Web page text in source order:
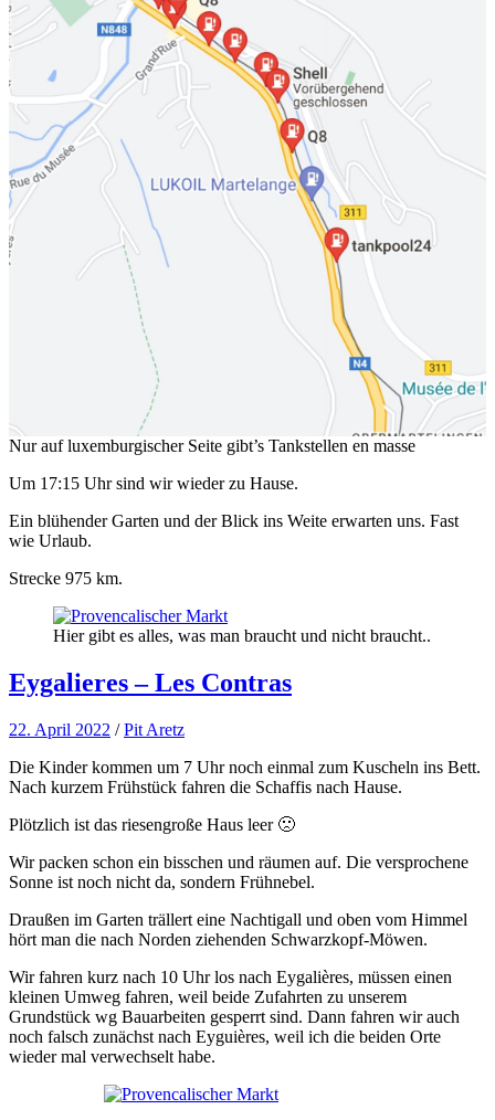
Nur auf luxemburgischer Seite gibt’s Tankstellen en masse
Um 17:15 Uhr sind wir wieder zu Hause.
Ein blühender Garten und der Blick ins Weite erwarten uns. Fast
wie Urlaub.
Strecke 975 km.
Hier gibt es alles, was man braucht und nicht braucht..
Eygalieres – Les Contras
22. April 2022 /Pit Aretz
Die Kinder kommen um 7 Uhr noch einmal zum Kuscheln ins Bett.
Nach kurzem Frühstück fahren die Schaffis nach Hause.
Plötzlich ist das riesengroße Haus leer 🙁
Wir packen schon ein bisschen und räumen auf. Die versprochene
Sonne ist noch nicht da, sondern Frühnebel.
Draußen im Garten trällert eine Nachtigall und oben vom Himmel
hört man die nach Norden ziehenden Schwarzkopf-Möwen.
Wir fahren kurz nach 10 Uhr los nach Eygalières, müssen einen
kleinen Umweg fahren, weil beide Zufahrten zu unserem
Grundstück wg Bauarbeiten gesperrt sind. Dann fahren wir auch
noch falsch zunächst nach Eyguières, weil ich die beiden Orte
wieder mal verwechselt habe.